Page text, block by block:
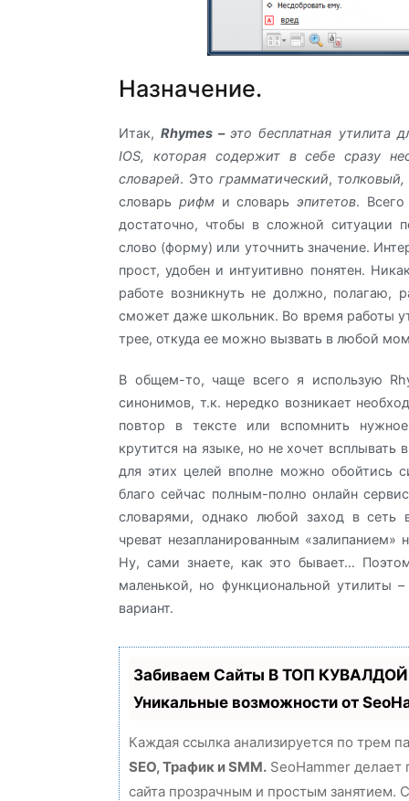
Назначение.
Итак,Rhymes –это бесплатная утилита
IOS, которая содержит в себе сразу
словарей. Это грамматический,
словарь рифми словарь эпитетов.
достаточно, чтобы в сложной ситуации
слово (форму) или уточнить значение.
прост, удобен и интуитивно понятен.
работе возникнуть не должно, полагаю,
сможет даже школьник. Во время работы
трее, откуда ее можно вызвать в любой
В общем-то, чаще всего я использую
синонимов, т.к. нередко возникает
повтор в тексте или вспомнить
крутится на языке, но не хочет всплывать
для этих целей вполне можно обойтись
благо сейчас полным-полно онлайн
словарями, однако любой заход в сеть
чреват незапланированным «залипанием»
Ну, сами знаете, как это бывает…
маленькой, но функциональной утилиты
вариант.
Забиваем Сайты В ТОП
Уникальные возможности от
Каждая ссылка анализируется по трем
SEO, Трафик и SMM. SeoHammer
сайта прозрачным и простым занятием.